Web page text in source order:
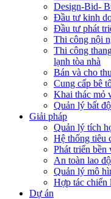
Design-Bid-
Đầu tư kinh
Đầu tư phát
Thi công nội
Thi công
lạnh tòa nhà
Bán và cho
Cung cấp bê
Khai thác mỏ
Quản lý bất
Giải pháp
Quản lý tích
Hệ thống tiêu
Phát triển bền
An toàn lao
Quản lý mô
Hợp tác chiến
Dự án